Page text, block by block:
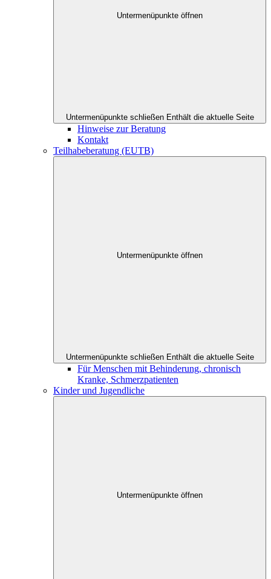
Untermenüpunkte öffnen
Untermenüpunkte schließen Enthält die aktuelle Seite
Hinweise zur Beratung
Kontakt
Teilhabeberatung (EUTB)
Untermenüpunkte öffnen
Untermenüpunkte schließen Enthält die aktuelle Seite
Für Menschen mit Behinderung, chronisch
Kranke, Schmerzpatienten
Kinder und Jugendliche
Untermenüpunkte öffnen